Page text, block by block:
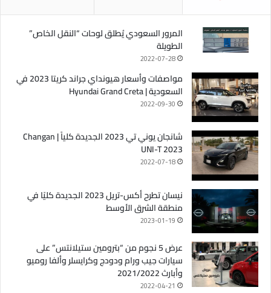
المرور السعودي يُطلق لوحات “النقل الخاص”
الطويلة
2022-07-28
مواصفات وأسعار هيونداي جراند كريتا 2023 في
السعودية | Hyundai Grand Creta
2022-09-30
شانجان يوني تي 2023 الجديدة كلياً | Changan
UNI-T 2023
2022-07-18
نيسان تطرح أكس-تريل 2023 الجديدة كليًا في
منطقة الشرق الأوسط
2023-01-19
عرض 5 نجوم من “بترومين ستيلانتس” على
سيارات جيب ورام ودودج وكرايسلر وألفا روميو
وأبارث 2021/2022
2022-04-21